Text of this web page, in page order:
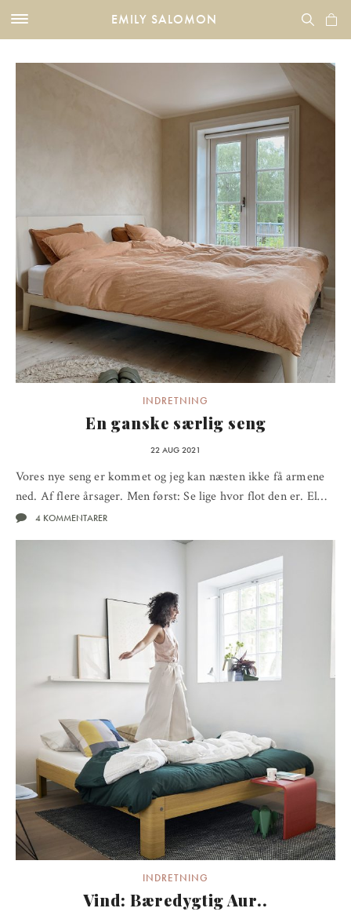
EMILY SALOMON
INDRETNING
En ganske særlig seng
22 AUG 2021
Vores nye seng er kommet og jeg kan næsten ikke få armene
ned. Af flere årsager. Men først: Se lige hvor flot den er. El…
4 KOMMENTARER
INDRETNING
Vind: Bæredygtig Aur..